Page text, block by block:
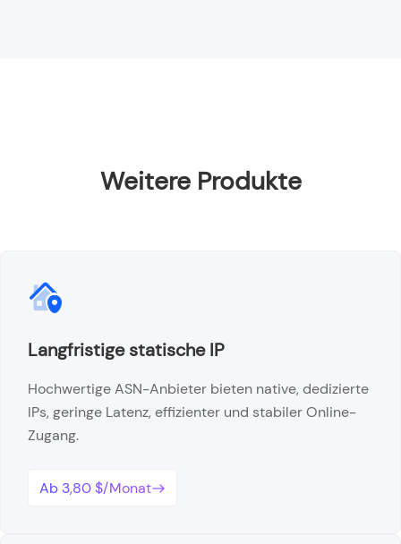
Weitere Produkte
Langfristige statische IP
Hochwertige ASN-Anbieter bieten native, dedizierte
IPs, geringe Latenz, effizienter und stabiler Online-
Zugang.
Ab 3,80 $/Monat